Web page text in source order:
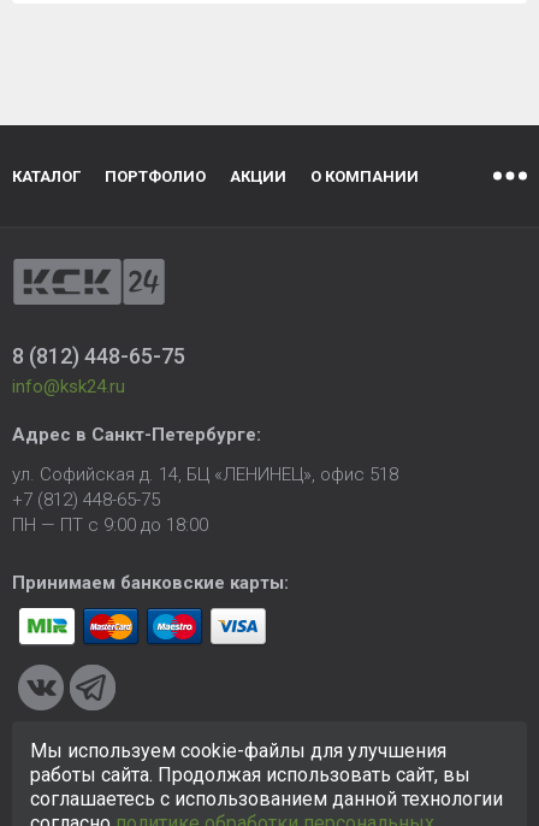
КАТАЛОГ ПОРТФОЛИО АКЦИИ О КОМПАНИИ
8 (812) 448-65-75
info@ksk24.ru
Адрес в Санкт-Петербурге:
ул. Софийская д. 14, БЦ «ЛЕНИНЕЦ», офис 518
+7 (812) 448-65-75
ПН — ПТ с 9:00 до 18:00
Принимаем банковские карты:
© 2005-2026 ООО «КСК». Сайтhttps://ksk24.ruсоздан
исключительно в информационных целях и любая информация
на сайте не является публичной офертой.Политика в
Мы используем cookie-файлы для улучшения
работы сайта. Продолжая использовать сайт, вы
соглашаетесь с использованием данной технологии